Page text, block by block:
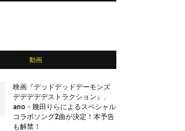
動画
映画『デッドデッドデーモンズ
デデデデデストラクション』、
ano・幾田りらによるスペシャル
コラボソング2曲が決定！本予告
も解禁！